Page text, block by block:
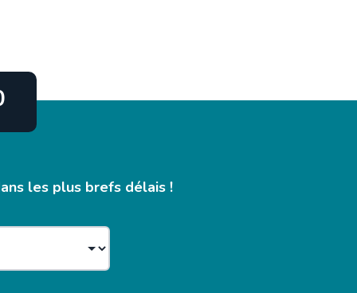
les plus brefs délais !